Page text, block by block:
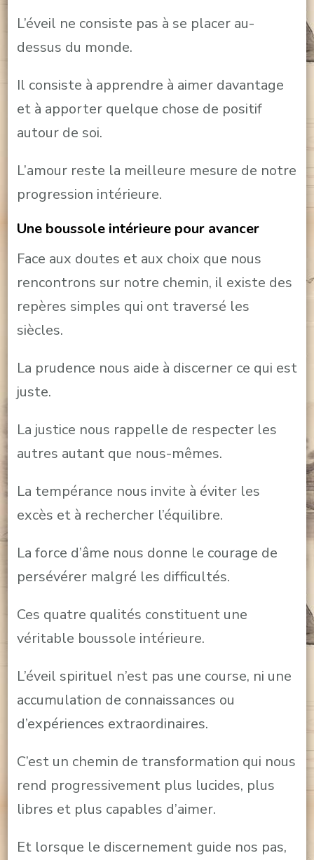
L’éveil ne consiste pas à se placer au-
dessus du monde.
Il consiste à apprendre à aimer davantage
et à apporter quelque chose de positif
autour de soi.
L’amour reste la meilleure mesure de notre
progression intérieure.
Une boussole intérieure pour avancer
Face aux doutes et aux choix que nous
rencontrons sur notre chemin, il existe des
repères simples qui ont traversé les
siècles.
La prudence nous aide à discerner ce qui est
juste.
La justice nous rappelle de respecter les
autres autant que nous-mêmes.
La tempérance nous invite à éviter les
excès et à rechercher l’équilibre.
La force d’âme nous donne le courage de
persévérer malgré les difficultés.
Ces quatre qualités constituent une
véritable boussole intérieure.
L’éveil spirituel n’est pas une course, ni une
accumulation de connaissances ou
d’expériences extraordinaires.
C’est un chemin de transformation qui nous
rend progressivement plus lucides, plus
libres et plus capables d’aimer.
Et lorsque le discernement guide nos pas,